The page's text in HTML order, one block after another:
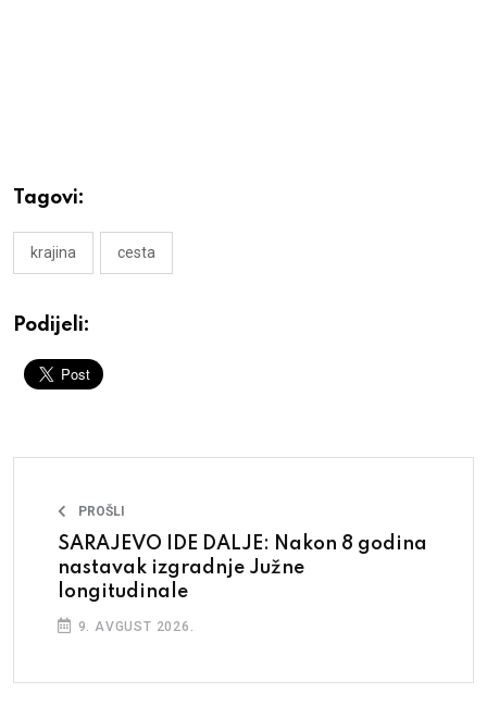
Tagovi:
krajina cesta
Podijeli:
PROŠLI
SARAJEVO IDE DALJE: Nakon 8 godina
nastavak izgradnje Južne
longitudinale
9. AVGUST 2026.